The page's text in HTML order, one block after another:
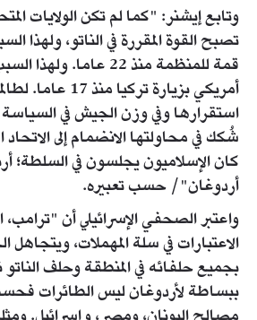
وتابع إيشنر: "كما لم تكن الولايات
تصبح القوة المقررة في الناتو، ولهذا
قمة للمنظمة منذ 22
أمريكي بزيارة
استقرارها وفي وزن الجيش في السياسة
شُكك في محاولتها الانضمام إلى الاتحاد
كان الإسلاميون يجلسون في السلطة؛
أردوغان"/ حسب تعبيره.
واعتبر الصحفي الإسرائيلي أن "ترامب،
الاعتبارات في سلة المهملات، ويتجاهل
بجميع حلفائه في المنطقة وحلف
ببساطة لأردوغان ليس الطائرات